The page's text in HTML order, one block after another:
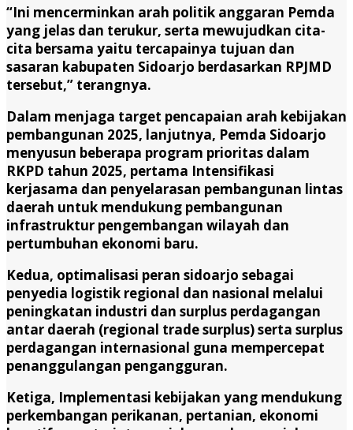
“Ini mencerminkan arah politik anggaran Pemda
yang jelas dan terukur, serta mewujudkan cita-
cita bersama yaitu tercapainya tujuan dan
sasaran kabupaten Sidoarjo berdasarkan RPJMD
tersebut,” terangnya.
Dalam menjaga target pencapaian arah kebijakan
pembangunan 2025, lanjutnya, Pemda Sidoarjo
menyusun beberapa program prioritas dalam
RKPD tahun 2025, pertama Intensifikasi
kerjasama dan penyelarasan pembangunan lintas
daerah untuk mendukung pembangunan
infrastruktur pengembangan wilayah dan
pertumbuhan ekonomi baru.
Kedua, optimalisasi peran sidoarjo sebagai
penyedia logistik regional dan nasional melalui
peningkatan industri dan surplus perdagangan
antar daerah (regional trade surplus) serta surplus
perdagangan internasional guna mempercepat
penanggulangan pengangguran.
Ketiga, Implementasi kebijakan yang mendukung
perkembangan perikanan, pertanian, ekonomi